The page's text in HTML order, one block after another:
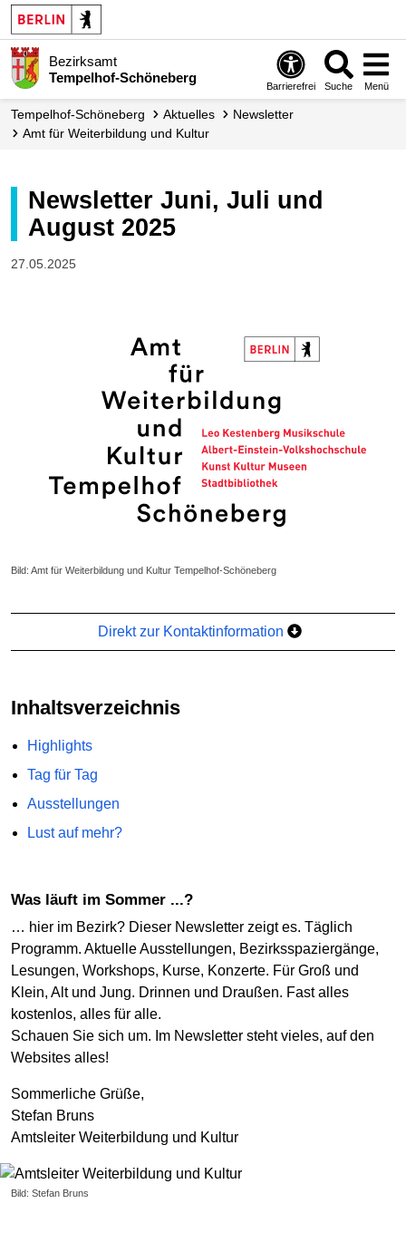
Bezirksamt
Tempelhof-Schöneberg
Barrierefrei Suche Menü
Tempelhof-Schöneberg Aktuelles
Newsletter
Amt für Weiter­bildung und Kultur
Newsletter Juni, Juli und
August 2025
27.05.2025
Bild: Amt für Weiterbildung und Kultur Tempelhof-Schöneberg
Direkt zur Kontaktinformation
Inhaltsverzeichnis
Highlights
Tag für Tag
Ausstellungen
Lust auf mehr?
Bild: Stefan Bruns
Was läuft im Sommer ...?
… hier im Bezirk? Dieser Newsletter zeigt es. Täglich
Programm. Aktuelle Ausstellungen, Bezirksspaziergänge,
Lesungen, Workshops, Kurse, Konzerte. Für Groß und
Klein, Alt und Jung. Drinnen und Draußen. Fast alles
kostenlos, alles für alle.
Schauen Sie sich um. Im Newsletter steht vieles, auf den
Websites alles!
Sommerliche Grüße,
Stefan Bruns
Amtsleiter Weiterbildung und Kultur